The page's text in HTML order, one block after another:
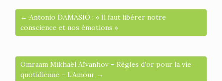
← Antonio DAMASIO : « Il faut libérer notre
conscience et nos émotions »
Omraam Mikhaël Aïvanhov – Règles d’or pour la vie
quotidienne – L’Amour →